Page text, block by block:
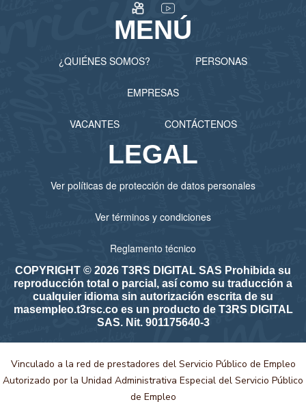
MENÚ
¿QUIÉNES SOMOS? PERSONAS
EMPRESAS
VACANTES CONTÁCTENOS
LEGAL
Ver políticas de protección de datos personales
Ver términos y condiciones
Reglamento técnico
COPYRIGHT © 2026 T3RS DIGITAL SAS Prohibida su
reproducción total o parcial, así como su traducción a
cualquier idioma sin autorización escrita de su
masempleo.t3rsc.co es un producto de T3RS DIGITAL
SAS. Nit. 901175640-3
Vinculado a la red de prestadores del Servicio Público de Empleo
Autorizado por la Unidad Administrativa Especial del Servicio Público
de Empleo